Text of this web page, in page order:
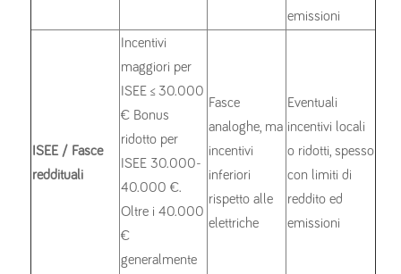
emissioni
ISEE / Fasce
reddituali
Incentivi
maggiori per
ISEE ≤ 30.000
€ Bonus
ridotto per
ISEE 30.000-
40.000 €.
Oltre i 40.000
€
generalmente
Fasce
analoghe, ma
incentivi
inferiori
rispetto alle
elettriche
Eventuali
incentivi locali
o ridotti, spesso
con limiti di
reddito ed
emissioni